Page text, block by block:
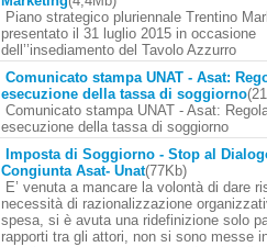
Piano strategico pluriennale Trentino
presentato il 31 luglio 2015 in occasione
dell’’insediamento del Tavolo Azzurro
Comunicato stampa UNAT - Asat:
esecuzione della tassa di soggiorno
Comunicato stampa UNAT - Asat:
esecuzione della tassa di soggiorno
Imposta di Soggiorno - Stop al
Congiunta Asat- Unat(77Kb)
E’ venuta a mancare la volontà di dare
necessità di razionalizzazione
spesa, si è avuta una ridefinizione solo
rapporti tra gli attori, non si sono messe